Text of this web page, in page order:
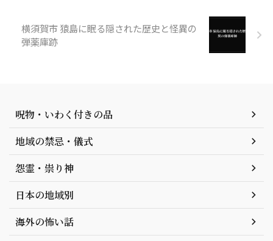
横須賀市 猿島に眠る隠された歴史と怪異の
弾薬庫跡
呪物・いわく付きの品
地域の禁忌・儀式
怨霊・祟り神
日本の地域別
海外の怖い話